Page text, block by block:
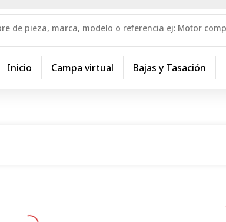
Inicio Campa virtual Bajas y Tasación